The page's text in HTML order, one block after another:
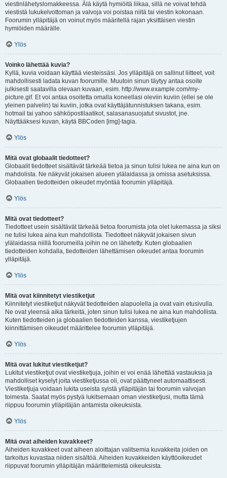
viestinlähetyslomakkeessa. Älä käytä hymiöitä liikaa, sillä ne voivat tehdä
viestistä lukukelvottoman ja valvoja voi poistaa niitä tai viestin kokonaan.
Foorumin ylläpitäjä on voinut myös määritellä rajan yksittäisen viestin
hymiöiden määrälle.
Ylös
Voinko lähettää kuvia?
Kyllä, kuvia voidaan käyttää viesteissäsi. Jos ylläpitäjä on sallinut liitteet, voit
mahdollisesti ladata kuvan foorumille. Muutoin sinun täytyy antaa osoite
julkisesti saatavilla olevaan kuvaan, esim. http://www.example.com/my-
picture.gif. Et voi antaa osoitetta omalla koneellasi oleviin kuviin (ellei se ole
yleinen palvelin) tai kuviin, jotka ovat käyttäjätunnistuksen takana, esim.
hotmail tai yahoo sähköpostilaatikot, salasanasuojatut sivustot, jne.
Näyttääksesi kuvan, käytä BBCoden [img]-tagia.
Ylös
Mitä ovat globaalit tiedotteet?
Globaalit tiedotteet sisältävät tärkeää tietoa ja sinun tulisi lukea ne aina kun on
mahdolista. Ne näkyvät jokaisen alueen ylälaidassa ja omissa asetuksissa.
Globaalien tiedotteiden oikeudet myöntää foorumin ylläpitäjä.
Ylös
Mitä ovat tiedotteet?
Tiedotteet usein sisältävät tärkeää tietoa foorumista jota olet lukemassa ja siksi
ne tulisi lukea aina kun mahdollista. Tiedotteet näkyvät jokaisen sivun
ylälaidassa niillä foorumeilla joihin ne on lähetetty. Kuten globaalien
tiedotteiden kohdalla, tiedotteiden lähettämisen oikeudet antaa foorumin
ylläpitäjä.
Ylös
Mitä ovat kiinnitetyt viestiketjut
Kiinnitetyt viestiketjut näkyvät tiedotteiden alapuolella ja ovat vain etusivulla.
Ne ovat yleensä aika tärkeitä, joten sinun tulisi lukea ne aina kun mahdollista.
Kuten tiedotteiden ja globaalien tiedotteiden kanssa, viestiketjujen
kiinnittämisen oikeudet määrittelee foorumin ylläpitäjä.
Ylös
Mitä ovat lukitut viestiketjut?
Lukitut viestiketjut ovat viestiketjuja, joihin ei voi enää lähettää vastauksia ja
mahdolliset kyselyt joita viestiketjussa oli, ovat päättyneet automaattisesti.
Viestiketjuja voidaan lukita useista syistä ylläpitäjän tai foorumin valvojan
toimesta. Saatat myös pystyä lukitsemaan oman viestiketjusi, mutta tämä
riippuu foorumin ylläpitäjän antamista oikeuksista.
Ylös
Mitä ovat aiheiden kuvakkeet?
Aiheiden kuvakkeet ovat aiheen aloittajan valitsemia kuvakkeita joiden on
tarkoitus kuvastaa niiden sisältöä. Aiheiden kuvakkeiden käyttöoikeudet
riippuvat foorumin ylläpitäjän määrittelemistä oikeuksista.